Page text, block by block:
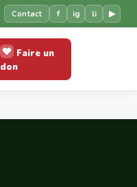
Contact f ig li ▶
Faire un
don